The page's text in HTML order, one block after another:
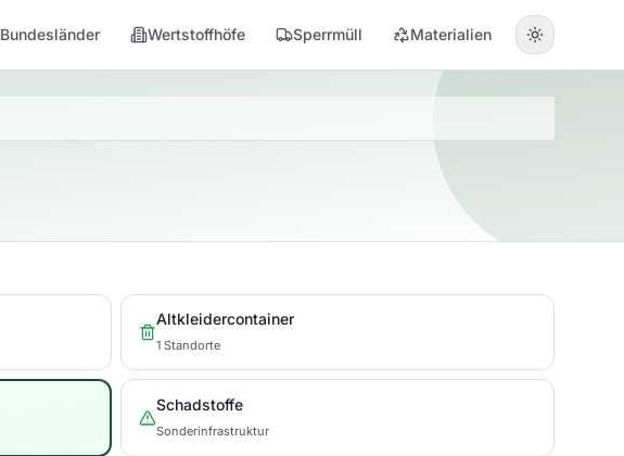
Bundesländer Wertstoffhöfe Sperrmüll Materialien
Altkleidercontainer
1 Standorte
Schadstoffe
Sonderinfrastruktur